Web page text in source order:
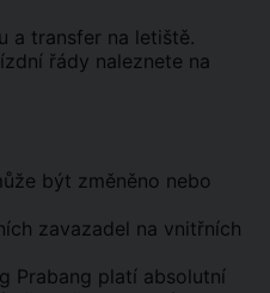
a transfer na letiště.
řády naleznete na
být změněno nebo
zavazadel na vnitřních
Prabang platí absolutní